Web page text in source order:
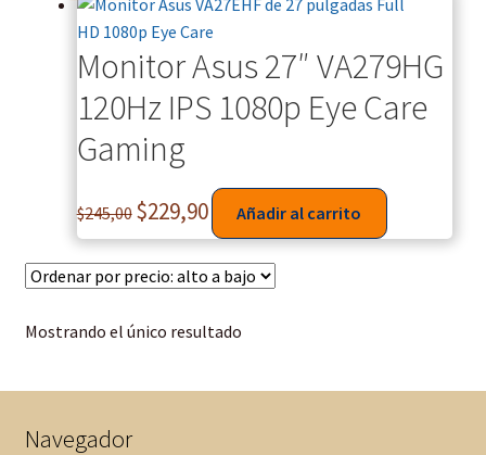
Monitor Asus 27″ VA279HG
120Hz IPS 1080p Eye Care
Gaming
$245,00 $229,90 Añadir al carrito
Mostrando el único resultado
Navegador